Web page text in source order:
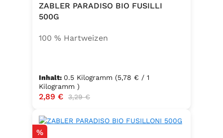
ZABLER PARADISO BIO FUSILLI
500G
100 % Hartweizen
Inhalt: 0.5 Kilogramm (5,78 € / 1
Kilogramm )
Verkaufspreis:
2,89 € Regulärer Preis:
3,29 €
Rabatt
%